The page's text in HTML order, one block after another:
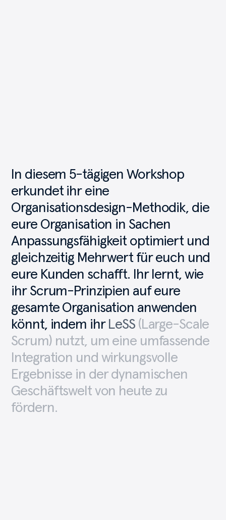
In diesem 5-tägigen Workshop
erkundet ihr eine
Organisationsdesign-Methodik, die
eure Organisation in Sachen
Anpassungsfähigkeit optimiert und
gleichzeitig Mehrwert für euch und
eure Kunden schafft. Ihr lernt, wie
ihr Scrum-Prinzipien auf eure
gesamte Organisation anwenden
könnt, indem ihr LeSS (Large-Scale
Scrum) nutzt, um eine umfassende
Integration und wirkungsvolle
Ergebnisse in der dynamischen
Geschäftswelt von heute zu
fördern.